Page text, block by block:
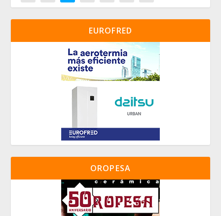
EUROFRED
OROPESA